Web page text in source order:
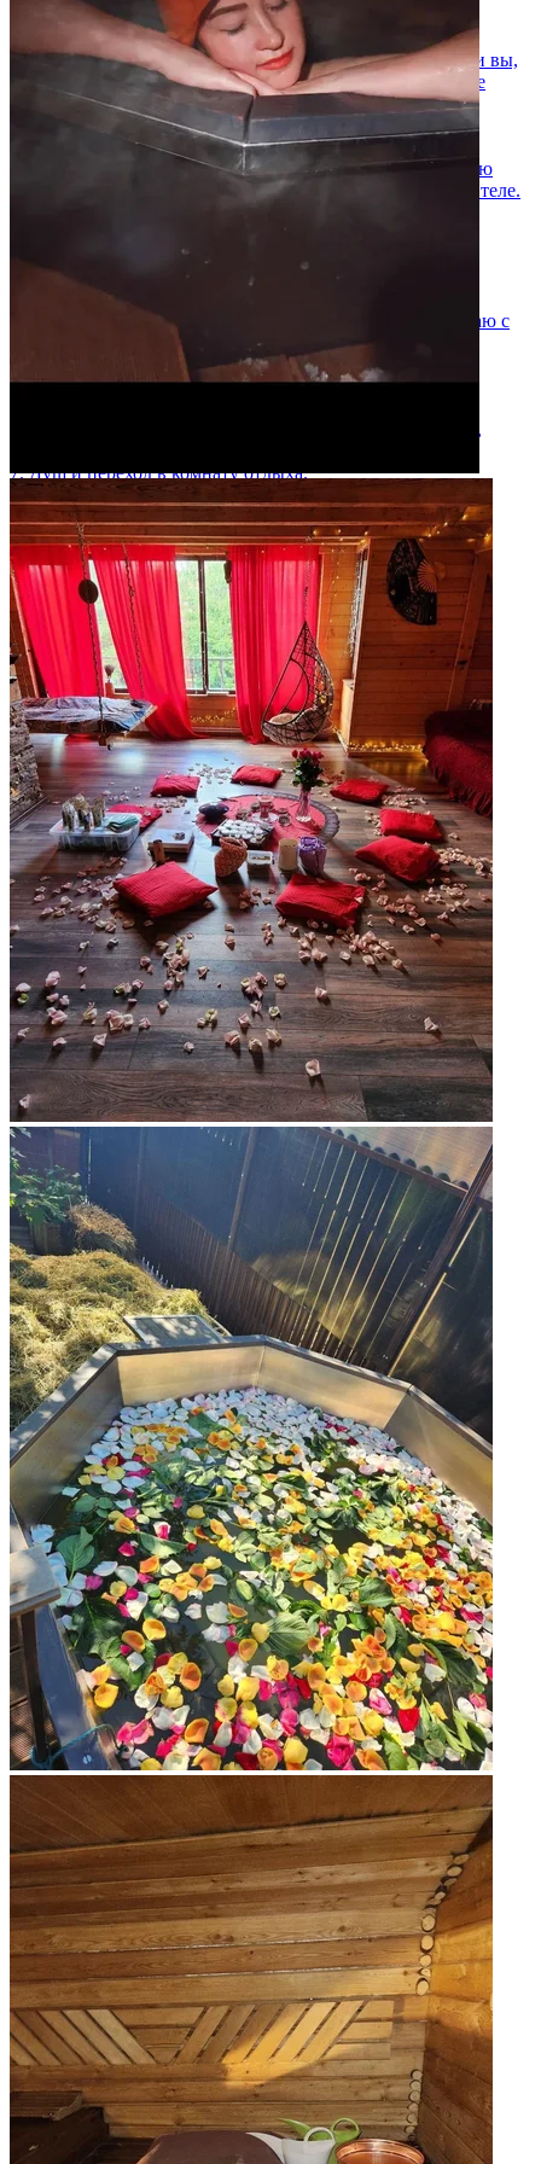
🫧 Пенный массаж
Настоящее облако нежности. Взбиваю ароматную пену и вы,
словно, парите в суфле. Расслабляет и дарит невероятное
тактильное удовольствие от этих ощущений.
🌸 Массаж «Релакс»
Мягкая, глубокая проработка после жара парной. Снимаю
зажимы, убираю усталость, возвращаю лёгкость во всём теле.
Полный сценарий отдыха (пример сеанса):
1. Встреча и тёплый чай на кухне.
2. Заход в парную (контролирую жар и влажность, поддаю с
3. Пилинг кесе — преображение кожи.
4. Купель или чан — контраст и восторг.
6. Растирание тела натуральным медовым скрабом ( мёд,
7. Душ и переход в комнату отдыха.
8. Массаж релакс — финальная точка расслабления.
9. Чаепитие на кухне с травами / ягодами (по желанию).